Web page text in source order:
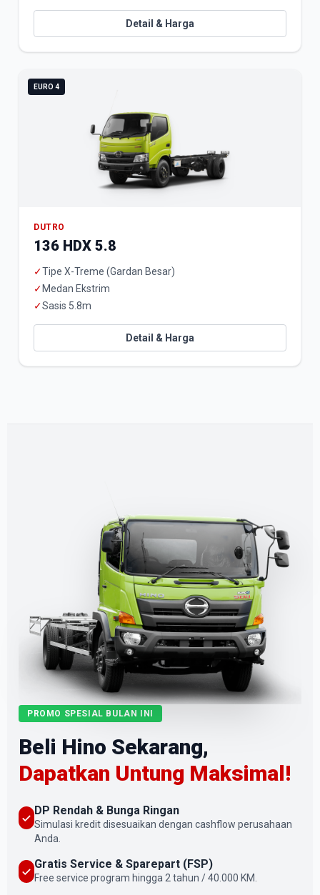
Detail & Harga
EURO 4
DUTRO
136 HDX 5.8
✓Tipe X-Treme (Gardan Besar)
✓ Medan Ekstrim
✓Sasis 5.8m
Detail & Harga
PROMO SPESIAL BULAN INI
Beli Hino Sekarang,
Dapatkan Untung Maksimal!
DP Rendah & Bunga Ringan
Simulasi kredit disesuaikan dengan cashflow perusahaan
Anda.
Gratis Service & Sparepart (FSP)
Free service program hingga 2 tahun / 40.000 KM.